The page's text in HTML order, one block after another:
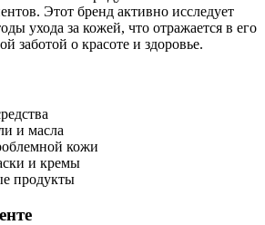
Этот бренд активно исследует
ухода за кожей, что отражается в его
заботой о красоте и здоровье.
и масла
кожи
и кремы
продукты